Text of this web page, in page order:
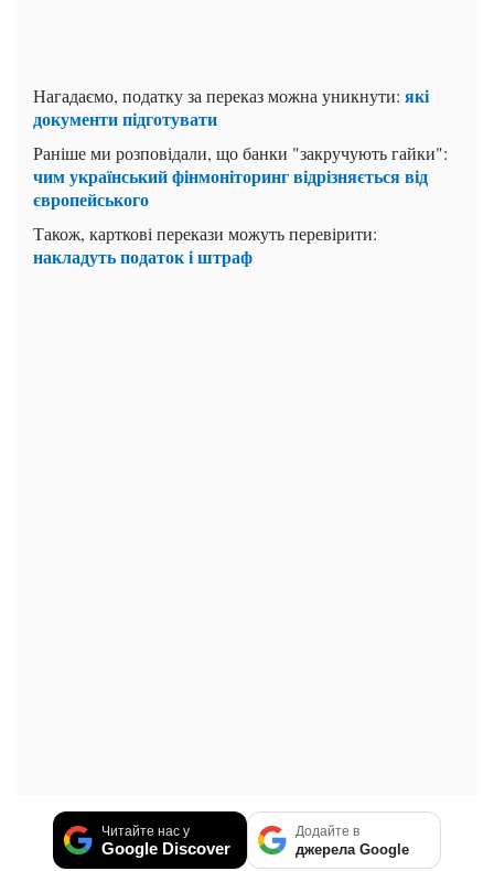
Нагадаємо, податку за переказ можна уникнути: які
документи підготувати
Раніше ми розповідали, що банки "закручують гайки":
чим український фінмоніторинг відрізняється від
європейського
Також, карткові перекази можуть перевірити:
накладуть податок і штраф
Читайте нас у
Google Discover
Додайте в
джерела Google